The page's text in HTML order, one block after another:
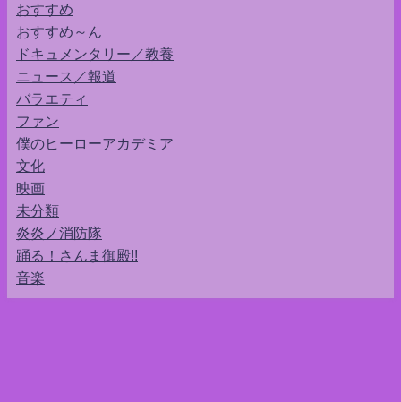
おすすめ
おすすめ～ん
ドキュメンタリー／教養
ニュース／報道
バラエティ
ファン
僕のヒーローアカデミア
文化
映画
未分類
炎炎ノ消防隊
踊る！さんま御殿!!
音楽